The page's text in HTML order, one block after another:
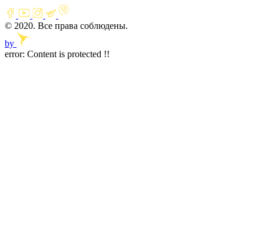
© 2020. Все права соблюдены.
by
error: Content is protected !!